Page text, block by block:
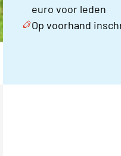
euro voor leden
Op voorhand